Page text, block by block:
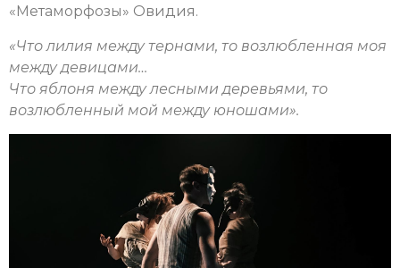
«Метаморфозы» Овидия.
«Что лилия между тернами, то возлюбленная моя
между девицами…
Что яблоня между лесными деревьями, то
возлюбленный мой между юношами».